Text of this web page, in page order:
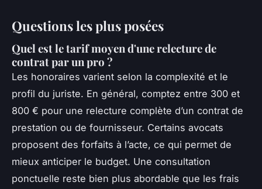
Questions les plus posées
Quel est le tarif moyen d'une relecture de
contrat par un pro ?
Les honoraires varient selon la complexité et le
profil du juriste. En général, comptez entre 300 et
800 € pour une relecture complète d’un contrat de
prestation ou de fournisseur. Certains avocats
proposent des forfaits à l’acte, ce qui permet de
mieux anticiper le budget. Une consultation
ponctuelle reste bien plus abordable que les frais